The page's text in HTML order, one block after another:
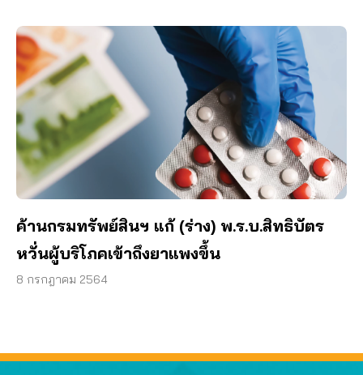
ค้านกรมทรัพย์สินฯ แก้ (ร่าง) พ.ร.บ.สิทธิบัตร
หวั่นผู้บริโภคเข้าถึงยาแพงขึ้น
8 กรกฎาคม 2564